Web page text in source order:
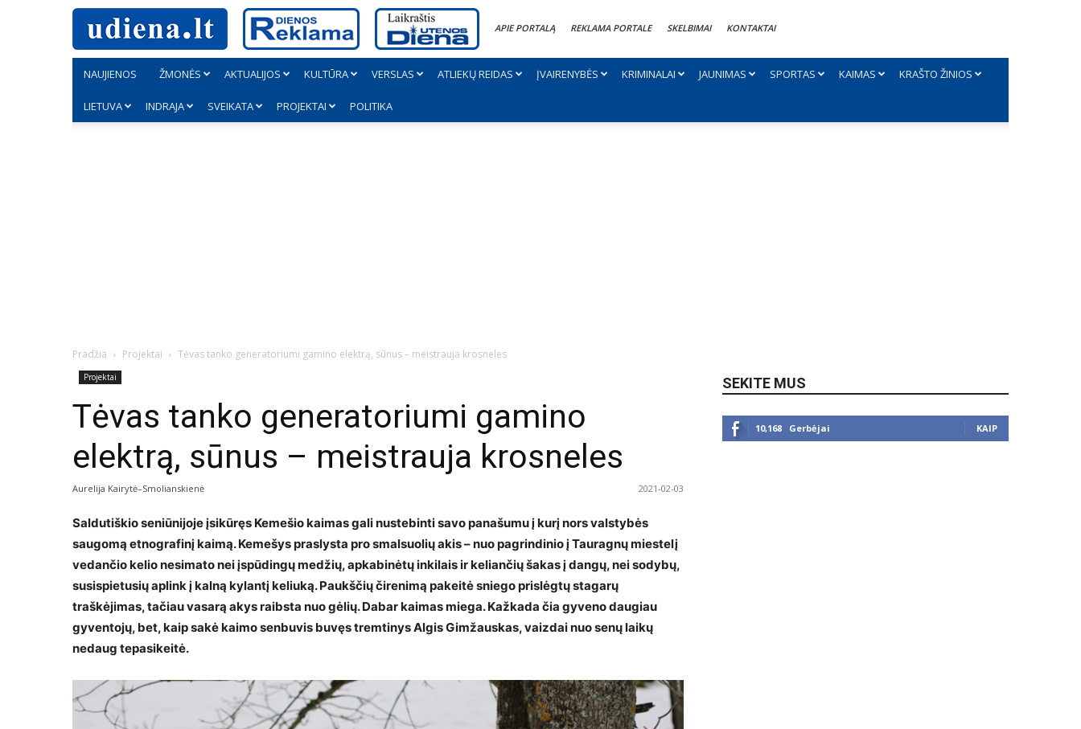
APIE PORTALĄ REKLAMA PORTALE SKELBIMAI KONTAKTAI
NAUJIENOS ŽMONĖS AKTUALIJOS KULTŪRA VERSLAS ATLIEKŲ REIDAS ĮVAIRENYBĖS KRIMINALAI JAUNIMAS SPORTAS KAIMAS KRAŠTO ŽINIOS
LIETUVA INDRAJA SVEIKATA PROJEKTAI POLITIKA
Pradžia Projektai Tėvas tanko generatoriumi gamino elektrą, sūnus – meistrauja krosneles
Projektai
Tėvas tanko generatoriumi gamino
elektrą, sūnus – meistrauja krosneles
Aurelija Kairytė–Smolianskienė 2021-02-03
Saldutiškio seniūnijoje įsikūręs Kemešio kaimas gali nustebinti savo panašumu į kurį nors valsty­bės
saugomą etnografinį kaimą. Kemešys praslys­ta pro smalsuolių akis – nuo pagrindinio į Taura­gnų miestelį
vedančio kelio nesimato nei įspūdingų medžių, apkabinėtų inkilais ir keliančių šakas į dan­gų, nei sodybų,
susispietusių aplink į kalną kylan­tį keliuką. Paukščių čirenimą pakeitė sniego prislėg­tų stagarų
traškėjimas, tačiau vasarą akys raibsta nuo gėlių. Dabar kaimas miega. Kažkada čia gyve­no daugiau
gyventojų, bet, kaip sakė kaimo senbuvis buvęs tremtinys Algis Gimžauskas, vaizdai nuo senų laikų
nedaug tepasikeitė.
SEKITE MUS
10,168 Gerbėjai KAIP